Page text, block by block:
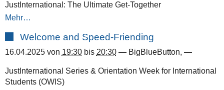
JustInternational: The Ultimate Get-Together
Mehr…
Welcome and Speed-Friending
16.04.2025von 19:30bis 20:30 — BigBlueButton, —
JustInternational Series & Orientation Week for International
Students (OWIS)